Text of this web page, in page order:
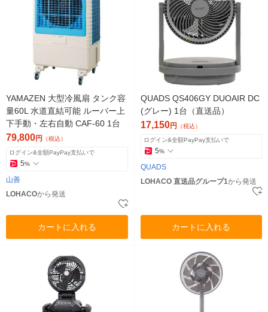
YAMAZEN 大型冷風扇 タンク容
量60L 水道直結可能 ルーバー上
下手動・左右自動 CAF-60 1台
79,800円 （税込）
ログイン&全額PayPay支払いで
5%
山善
LOHACOから発送
カートに入れる
QUADS QS406GY DUOAIR DC
(グレー) 1台（直送品）
17,150円 （税込）
ログイン&全額PayPay支払いで
5%
QUADS
LOHACO 直送品グループ1から発送
カートに入れる